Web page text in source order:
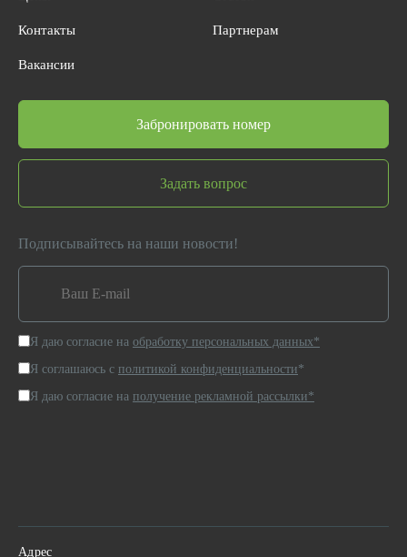
Контакты
Вакансии
Партнерам
Забронировать номер
Задать вопрос
Подписывайтесь на наши новости!
Я даю согласие на обработку персональных данных*
Я соглашаюсь с политикой конфиденциальности*
Я даю согласие на получение рекламной рассылки*
Адрес